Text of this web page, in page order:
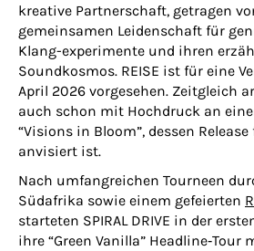
kreative Partnerschaft, getragen
gemeinsamen Leidenschaft für
Klang-experimente und ihren
Soundkosmos. REISE ist für eine
April 2026 vorgesehen. Zeitgleich
auch schon mit Hochdruck an
“Visions in Bloom”, dessen
anvisiert ist.
Nach umfangreichen Tourneen
Südafrika sowie einem gefeierten
starteten SPIRAL DRIVE in der
ihre “Green Vanilla”